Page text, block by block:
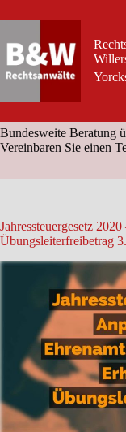
Inhalt
Bundesweite Beratung
Vereinbaren Sie einen
Jahressteuergesetz
Übungsleiterfreibetrag